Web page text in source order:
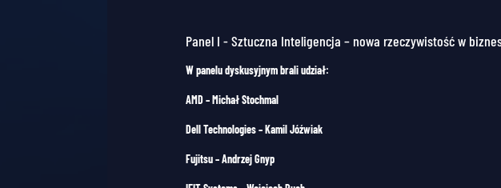
Panel I - Sztuczna Inteligencja – nowa rzeczywistość w
W panelu dyskusyjnym brali udział:
AMD – Michał Stochmal
Dell Technologies – Kamil Jóźwiak
Fujitsu – Andrzej Gnyp